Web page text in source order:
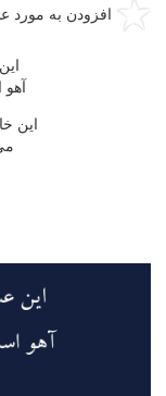
افزودن به مورد
این